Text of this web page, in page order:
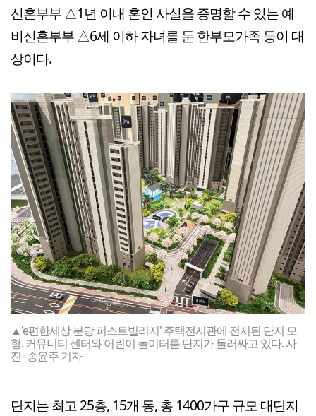
신혼부부 △1년 이내 혼인 사실을 증명할 수 있는 예
비신혼부부 △6세 이하 자녀를 둔 한부모가족 등이 대
상이다.
▲'e편한세상 분당 퍼스트빌리지' 주택전시관에 전시된 단지 모
형. 커뮤니티 센터와 어린이 놀이터를 단지가 둘러싸고 있다. 사
진=송윤주 기자
단지는 최고 25층, 15개 동, 총 1400가구 규모 대단지